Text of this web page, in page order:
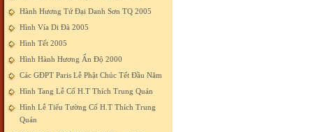
Hành Hương Tứ Đại Danh Sơn TQ 2005
Hình Vía Di Đà 2005
Hình Tết 2005
Hình Hành Hương Ấn Độ 2000
Các GĐPT Paris Lễ Phật Chúc Tết Đầu Năm
Hình Tang Lễ Cố H.T Thích Trung Quán
Hình Lễ Tiểu Tường Cố H.T Thích Trung
Quán